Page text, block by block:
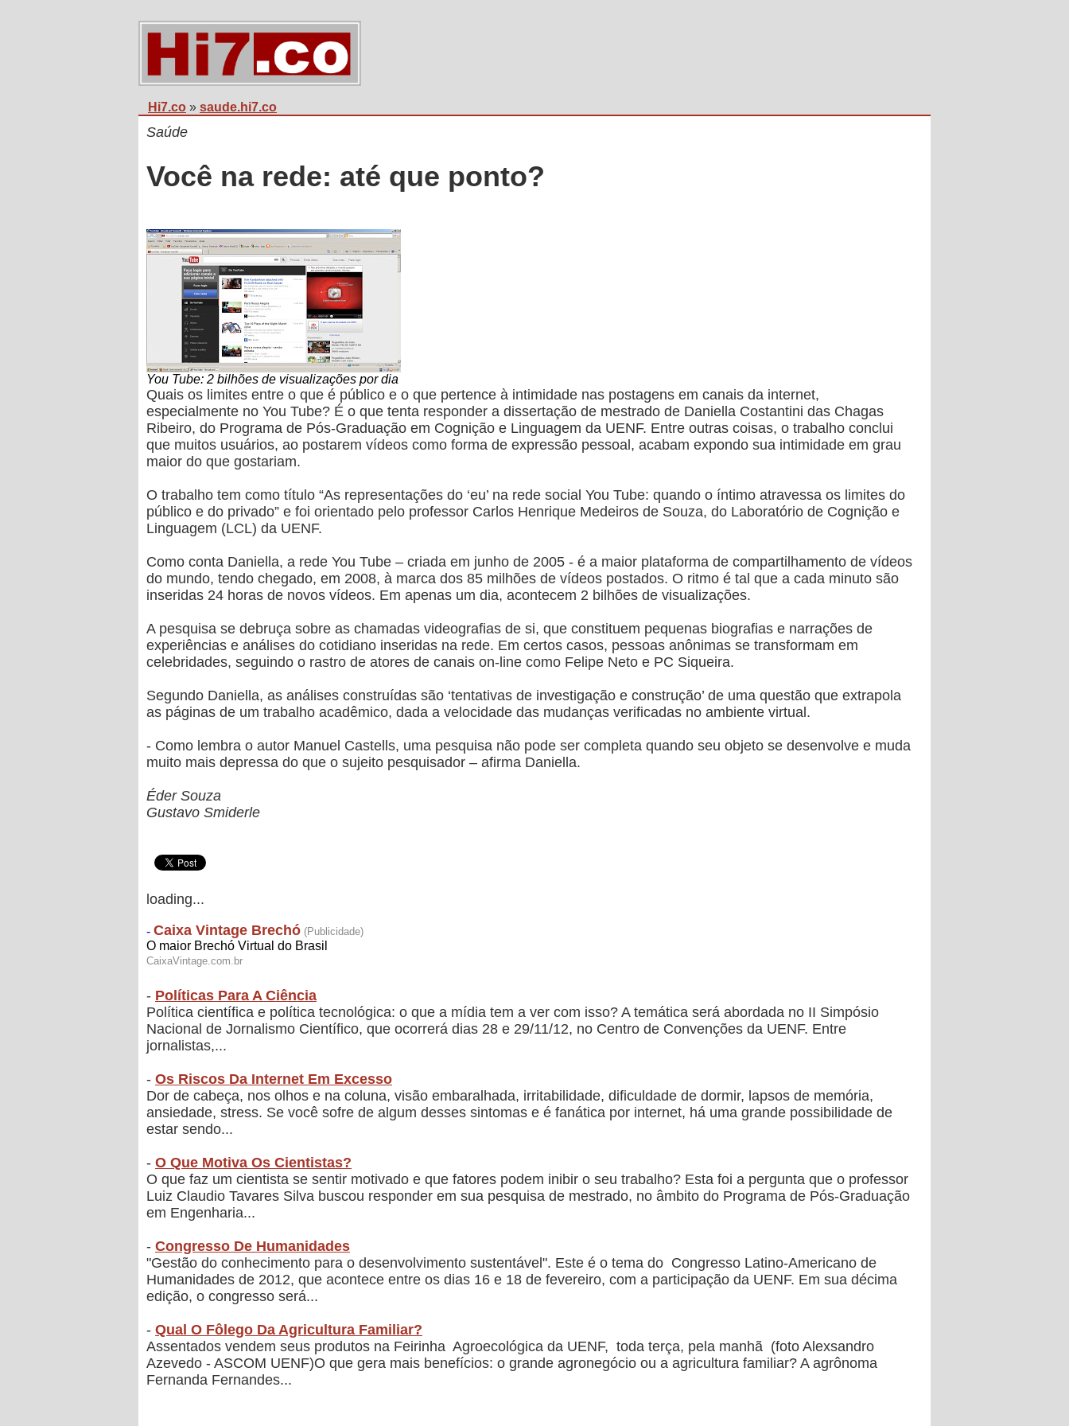
Hi7.co » saude.hi7.co
Saúde
Você na rede: até que ponto?
You Tube: 2 bilhões de visualizações por dia
Quais os limites entre o que é público e o que pertence à intimidade nas postagens em canais da internet,
especialmente no You Tube? É o que tenta responder a dissertação de mestrado de Daniella Costantini das Chagas
Ribeiro, do Programa de Pós-Graduação em Cognição e Linguagem da UENF. Entre outras coisas, o trabalho conclui
que muitos usuários, ao postarem vídeos como forma de expressão pessoal, acabam expondo sua intimidade em grau
maior do que gostariam.
O trabalho tem como título “As representações do ‘eu’ na rede social You Tube: quando o íntimo atravessa os limites do
público e do privado” e foi orientado pelo professor Carlos Henrique Medeiros de Souza, do Laboratório de Cognição e
Linguagem (LCL) da UENF.
Como conta Daniella, a rede You Tube – criada em junho de 2005 - é a maior plataforma de compartilhamento de vídeos
do mundo, tendo chegado, em 2008, à marca dos 85 milhões de vídeos postados. O ritmo é tal que a cada minuto são
inseridas 24 horas de novos vídeos. Em apenas um dia, acontecem 2 bilhões de visualizações.
A pesquisa se debruça sobre as chamadas videografias de si, que constituem pequenas biografias e narrações de
experiências e análises do cotidiano inseridas na rede. Em certos casos, pessoas anônimas se transformam em
celebridades, seguindo o rastro de atores de canais on-line como Felipe Neto e PC Siqueira.
Segundo Daniella, as análises construídas são ‘tentativas de investigação e construção’ de uma questão que extrapola
as páginas de um trabalho acadêmico, dada a velocidade das mudanças verificadas no ambiente virtual.
- Como lembra o autor Manuel Castells, uma pesquisa não pode ser completa quando seu objeto se desenvolve e muda
muito mais depressa do que o sujeito pesquisador – afirma Daniella.
Éder Souza
Gustavo Smiderle
loading...
- Políticas Para A Ciência
Política científica e política tecnológica: o que a mídia tem a ver com isso? A temática será abordada no II Simpósio
Nacional de Jornalismo Científico, que ocorrerá dias 28 e 29/11/12, no Centro de Convenções da UENF. Entre
jornalistas,...
- Os Riscos Da Internet Em Excesso
Dor de cabeça, nos olhos e na coluna, visão embaralhada, irritabilidade, dificuldade de dormir, lapsos de memória,
ansiedade, stress. Se você sofre de algum desses sintomas e é fanática por internet, há uma grande possibilidade de
estar sendo...
- O Que Motiva Os Cientistas?
O que faz um cientista se sentir motivado e que fatores podem inibir o seu trabalho? Esta foi a pergunta que o professor
Luiz Claudio Tavares Silva buscou responder em sua pesquisa de mestrado, no âmbito do Programa de Pós-Graduação
em Engenharia...
- Congresso De Humanidades
"Gestão do conhecimento para o desenvolvimento sustentável". Este é o tema do Congresso Latino-Americano de
Humanidades de 2012, que acontece entre os dias 16 e 18 de fevereiro, com a participação da UENF. Em sua décima
edição, o congresso será...
- Qual O Fôlego Da Agricultura Familiar?
Assentados vendem seus produtos na Feirinha Agroecológica da UENF, toda terça, pela manhã (foto Alexsandro
Azevedo - ASCOM UENF)O que gera mais benefícios: o grande agronegócio ou a agricultura familiar? A agrônoma
Fernanda Fernandes...